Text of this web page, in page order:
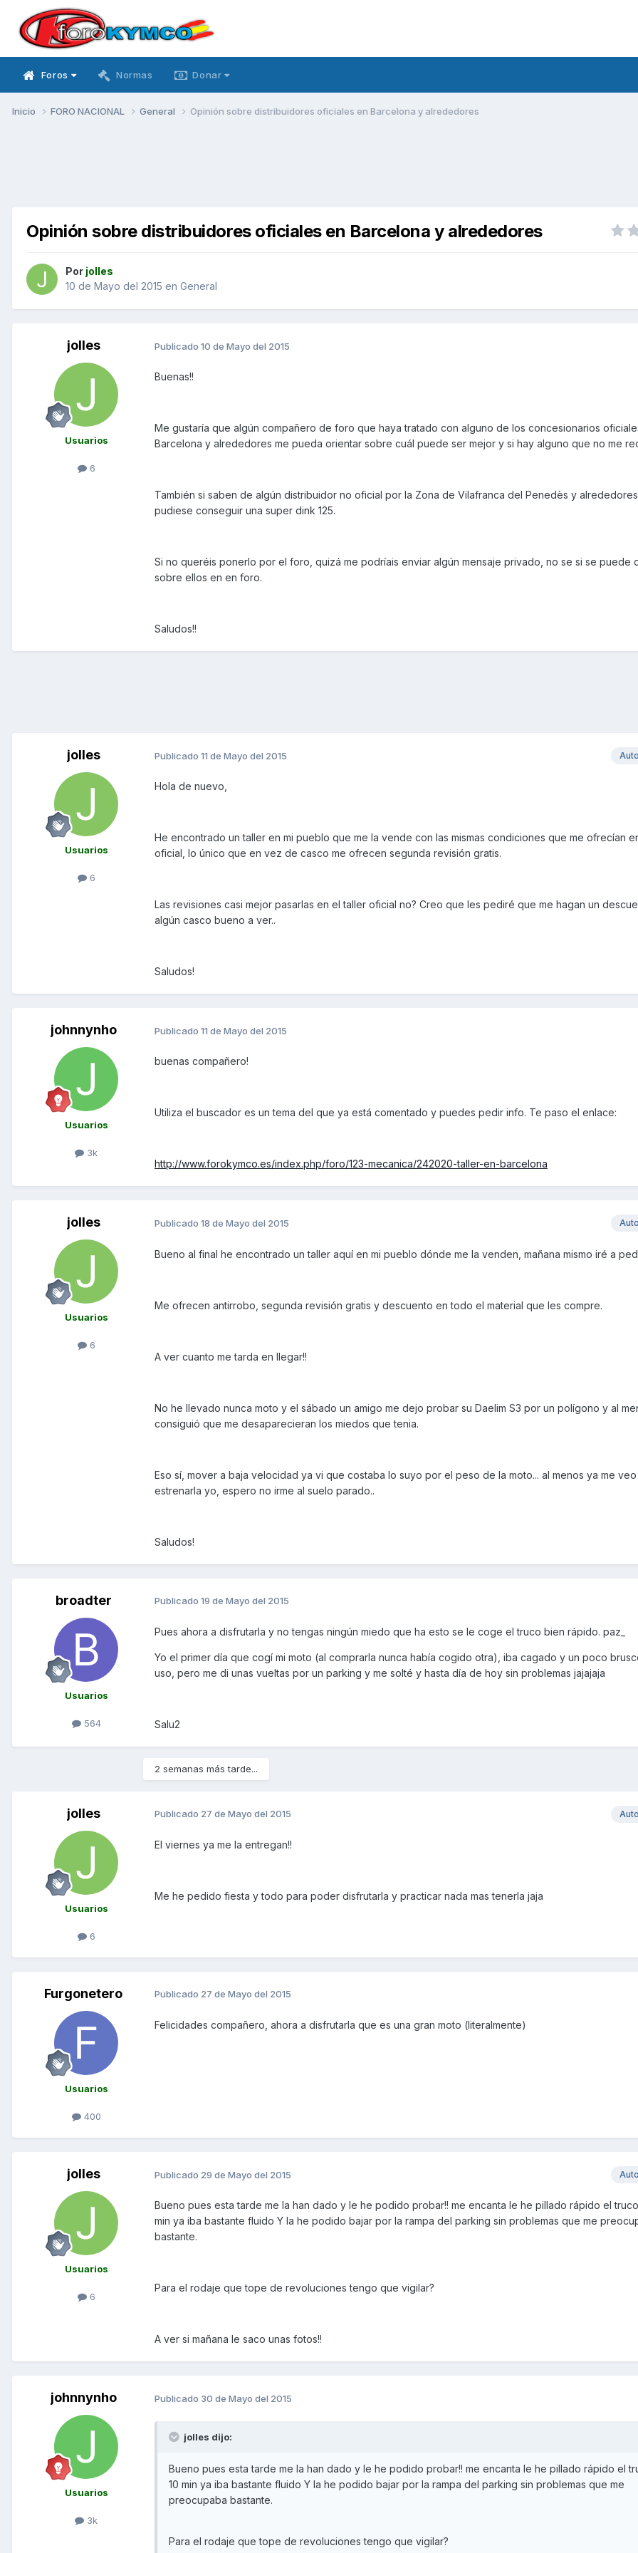
Foros Normas Donar
Inicio FORO NACIONAL General Opinión sobre distribuidores oficiales en Barcelona y alrededores
Opinión sobre distribuidores oficiales en Barcelona y alrededores
Por jolles
10 de Mayo del 2015 en General
jolles
Usuarios
6
Publicado 10 de Mayo del 2015
Buenas!!
Me gustaría que algún compañero de foro que haya tratado con alguno de los concesionarios
Barcelona y alrededores me pueda orientar sobre cuál puede ser mejor y si hay alguno que no me
También si saben de algún distribuidor no oficial por la Zona de Vilafranca del Penedès y
pudiese conseguir una super dink 125.
Si no queréis ponerlo por el foro, quizá me podríais enviar algún mensaje privado, no se si se puede
sobre ellos en en foro.
Saludos!!
jolles
Usuarios
6
Publicado 11 de Mayo del 2015
Hola de nuevo,
He encontrado un taller en mi pueblo que me la vende con las mismas condiciones que me ofrecían
oficial, lo único que en vez de casco me ofrecen segunda revisión gratis.
Las revisiones casi mejor pasarlas en el taller oficial no? Creo que les pediré que me hagan un
algún casco bueno a ver..
Saludos!
johnnynho
Usuarios
3k
Publicado 11 de Mayo del 2015
buenas compañero!
Utiliza el buscador es un tema del que ya está comentado y puedes pedir info. Te paso el enlace:
http://www.forokymco.es/index.php/foro/123-mecanica/242020-taller-en-barcelona
jolles
Usuarios
6
Publicado 18 de Mayo del 2015
Bueno al final he encontrado un taller aquí en mi pueblo dónde me la venden, mañana mismo iré a
Me ofrecen antirrobo, segunda revisión gratis y descuento en todo el material que les compre.
A ver cuanto me tarda en llegar!!
No he llevado nunca moto y el sábado un amigo me dejo probar su Daelim S3 por un polígono y al
consiguió que me desaparecieran los miedos que tenia.
Eso sí, mover a baja velocidad ya vi que costaba lo suyo por el peso de la moto... al menos ya me
estrenarla yo, espero no irme al suelo parado..
Saludos!
broadter
Usuarios
564
Publicado 19 de Mayo del 2015
Pues ahora a disfrutarla y no tengas ningún miedo que ha esto se le coge el truco bien rápido. paz_
Yo el primer día que cogí mi moto (al comprarla nunca había cogido otra), iba cagado y un poco
uso, pero me di unas vueltas por un parking y me solté y hasta día de hoy sin problemas jajajaja
Salu2
2 semanas más tarde...
jolles
Usuarios
6
Publicado 27 de Mayo del 2015
El viernes ya me la entregan!!
Me he pedido fiesta y todo para poder disfrutarla y practicar nada mas tenerla jaja
Furgonetero
Usuarios
400
Publicado 27 de Mayo del 2015
Felicidades compañero, ahora a disfrutarla que es una gran moto (literalmente)
jolles
Usuarios
6
Publicado 29 de Mayo del 2015
Bueno pues esta tarde me la han dado y le he podido probar!! me encanta le he pillado rápido el
min ya iba bastante fluido Y la he podido bajar por la rampa del parking sin problemas que me
bastante.
Para el rodaje que tope de revoluciones tengo que vigilar?
A ver si mañana le saco unas fotos!!
johnnynho
Usuarios
3k
Publicado 30 de Mayo del 2015
jolles dijo:
Bueno pues esta tarde me la han dado y le he podido probar!! me encanta le he pillado rápido el
10 min ya iba bastante fluido Y la he podido bajar por la rampa del parking sin problemas que me
preocupaba bastante.
Para el rodaje que tope de revoluciones tengo que vigilar?